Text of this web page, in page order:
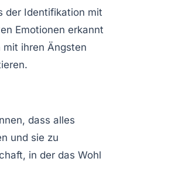
der Identifikation mit
Emotionen erkannt
ihren Ängsten
dass alles
und sie zu
in der das Wohl